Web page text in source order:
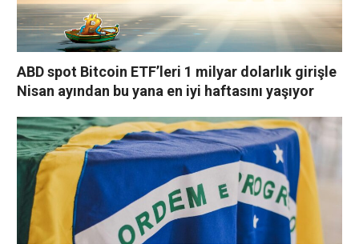
ABD spot Bitcoin ETF’leri 1 milyar dolarlık girişle
Nisan ayından bu yana en iyi haftasını yaşıyor